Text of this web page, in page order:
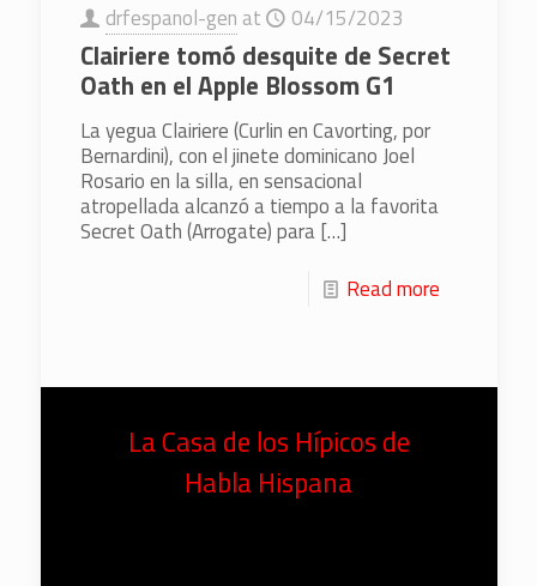
drfespanol-gen at 04/15/2023
Clairiere tomó desquite de Secret
Oath en el Apple Blossom G1
La yegua Clairiere (Curlin en Cavorting, por
Bernardini), con el jinete dominicano Joel
Rosario en la silla, en sensacional
atropellada alcanzó a tiempo a la favorita
Secret Oath (Arrogate) para[…]
Read more
La Casa de los Hípicos de
Habla Hispana